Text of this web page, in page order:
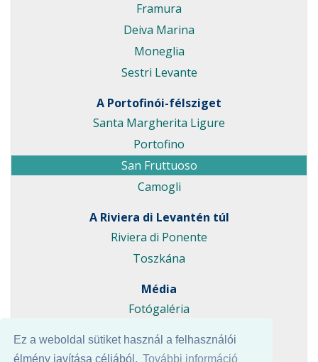
Ez a weboldal sütiket használ a felhasználói
élmény javítása céljából. További információ
Framura
Deiva Marina
Moneglia
Sestri Levante
A Portofinói-félsziget
Santa Margherita Ligure
Portofino
San Fruttuoso
Camogli
A Riviera di Levantén túl
Riviera di Ponente
Toszkána
Média
Fotógaléria